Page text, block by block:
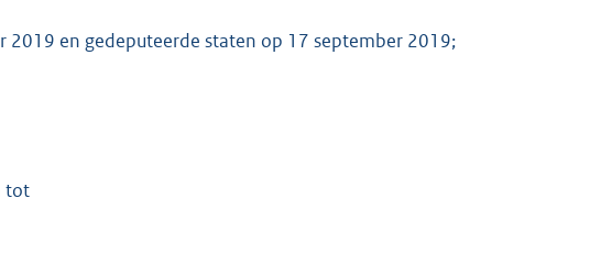
en gedeputeerde staten op 17 september 2019;
tot